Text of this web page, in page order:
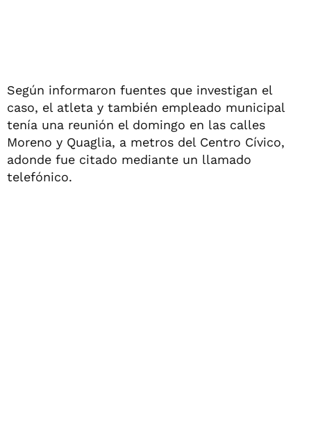
Según informaron fuentes que investigan el
caso, el atleta y también empleado municipal
tenía una reunión el domingo en las calles
Moreno y Quaglia, a metros del Centro Cívico,
adonde fue citado mediante un llamado
telefónico.